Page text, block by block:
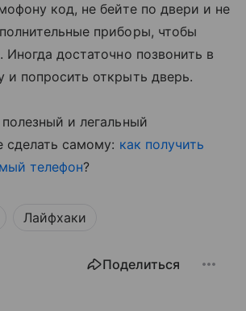
код, не бейте по двери и не
приборы, чтобы
Иногда достаточно позвонить в
и попросить открыть дверь.
и легальный
самому: как получить
телефон?
Лайфхаки
Поделиться